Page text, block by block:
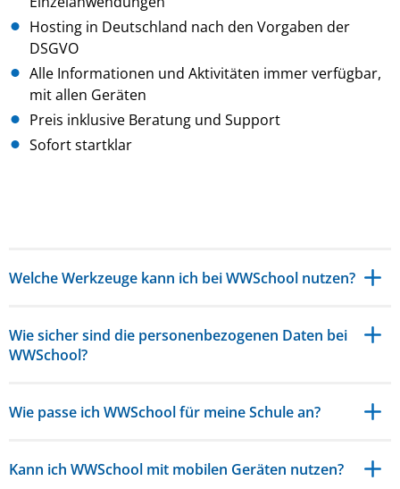
Hosting in Deutschland nach den Vorgaben der
DSGVO
Alle Informationen und Aktivitäten immer verfügbar,
mit allen Geräten
Preis inklusive Beratung und Support
Sofort startklar
Welche Werkzeuge kann ich bei WWSchool nutzen?
Wie sicher sind die personenbezogenen Daten bei
WWSchool?
Wie passe ich WWSchool für meine Schule an?
Kann ich WWSchool mit mobilen Geräten nutzen?